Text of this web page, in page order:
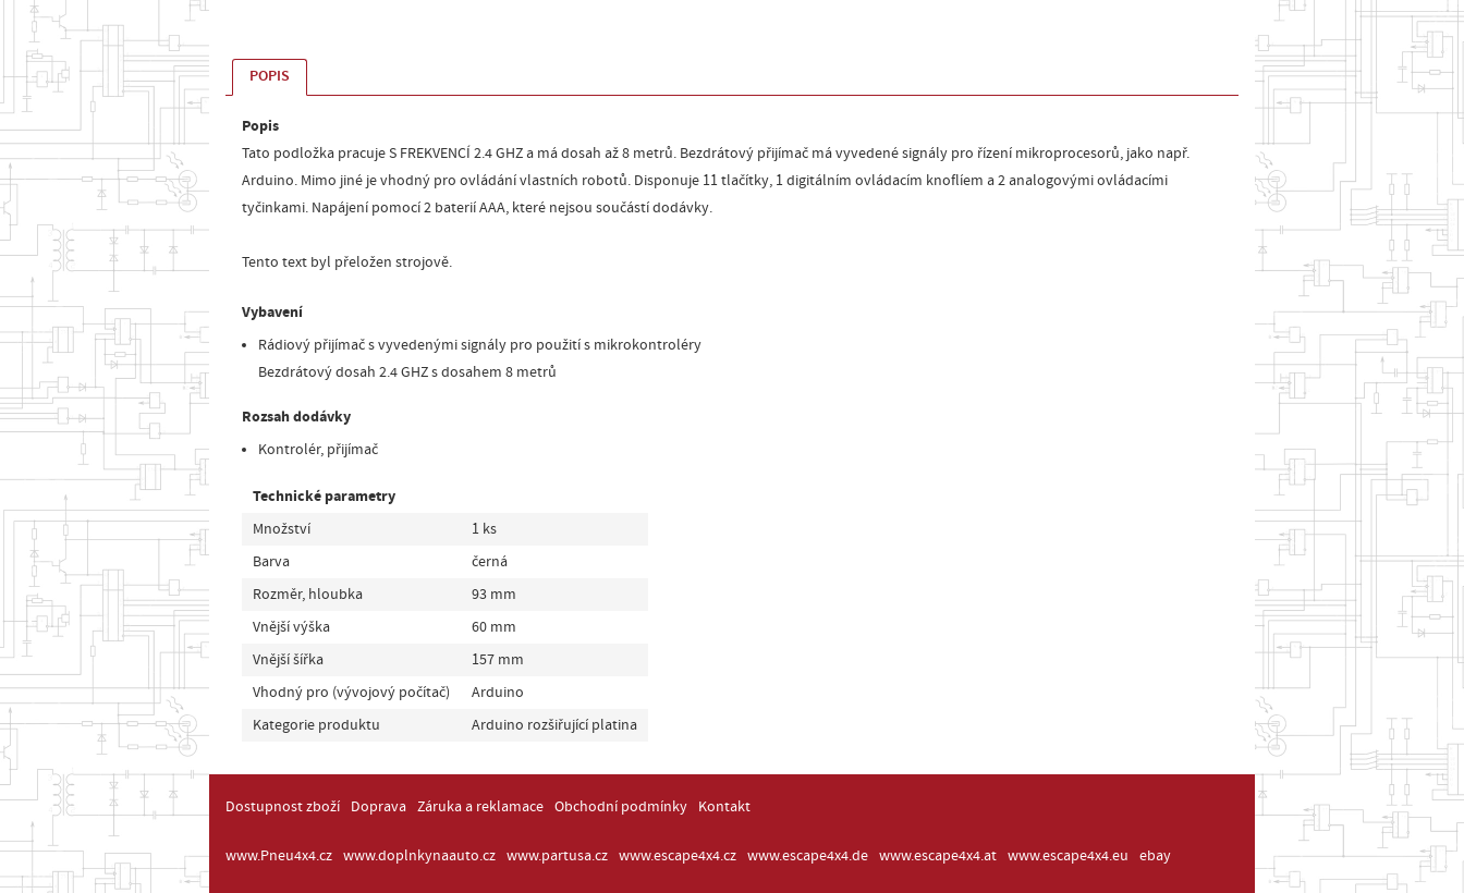
POPIS
Popis
Tato podložka pracuje S FREKVENCÍ 2.4 GHZ a má dosah až 8 metrů. Bezdrátový přijímač má vyvedené signály pro řízení mikroprocesorů, jako např.
Arduino. Mimo jiné je vhodný pro ovládání vlastních robotů. Disponuje 11 tlačítky, 1 digitálním ovládacím knoflíem a 2 analogovými ovládacími
tyčinkami. Napájení pomocí 2 baterií AAA, které nejsou součástí dodávky.
Tento text byl přeložen strojově.
Vybavení
Rádiový přijímač s vyvedenými signály pro použití s mikrokontroléry
Bezdrátový dosah 2.4 GHZ s dosahem 8 metrů
Rozsah dodávky
Kontrolér, přijímač
Technické parametry
Množství
1 ks
Barva
černá
Rozměr, hloubka
93 mm
Vnější výška
60 mm
Vnější šířka
157 mm
Vhodný pro (vývojový počítač)
Arduino
Kategorie produktu
Arduino rozšiřující platina
Dostupnost zboží Doprava Záruka a reklamace Obchodní podmínky Kontakt
www.Pneu4x4.cz www.doplnkynaauto.cz www.partusa.cz www.escape4x4.cz www.escape4x4.de www.escape4x4.at www.escape4x4.eu ebay